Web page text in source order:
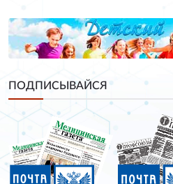
ПОДПИСЫВАЙСЯ